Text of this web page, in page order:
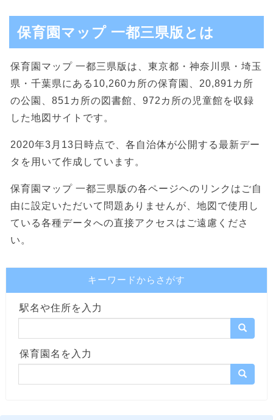
保育園マップ 一都三県版とは
保育園マップ 一都三県版は、東京都・神奈川県・埼玉
県・千葉県にある10,260カ所の保育園、20,891カ所
の公園、851カ所の図書館、972カ所の児童館を収録
した地図サイトです。
2020年3月13日時点で、各自治体が公開する最新デー
タを用いて作成しています。
保育園マップ 一都三県版の各ページヘのリンクはご自
由に設定いただいて問題ありませんが、地図で使用し
ている各種データへの直接アクセスはご遠慮くださ
い。
キーワードからさがす
駅名や住所を入力
保育園名を入力